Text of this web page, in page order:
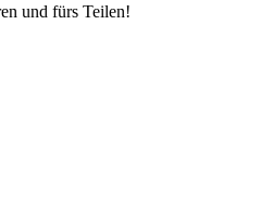
und fürs Teilen!